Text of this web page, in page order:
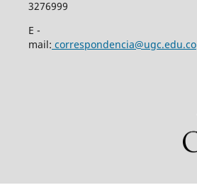
3276999
E -
mail: correspondencia@ugc.edu.co